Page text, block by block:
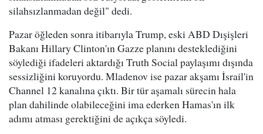
silahsızlanmadan değil" dedi.
Pazar öğleden sonra itibarıyla Trump, eski ABD Dışişleri
Bakanı Hillary Clinton'ın Gazze planını desteklediğini
söylediği ifadeleri aktardığı Truth Social paylaşımı dışında
sessizliğini koruyordu. Mladenov ise pazar akşamı İsrail'in
Channel 12 kanalına çıktı. Bir tür aşamalı sürecin hala
plan dahilinde olabileceğini ima ederken Hamas'ın ilk
adımı atması gerektiğini de açıkça söyledi.